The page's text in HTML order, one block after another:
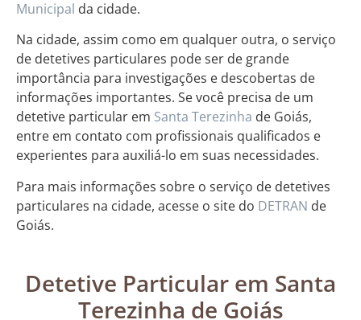
Municipal da cidade.
Na cidade, assim como em qualquer outra, o serviço
de detetives particulares pode ser de grande
importância para investigações e descobertas de
informações importantes. Se você precisa de um
detetive particular em Santa Terezinha de Goiás,
entre em contato com profissionais qualificados e
experientes para auxiliá-lo em suas necessidades.
Para mais informações sobre o serviço de detetives
particulares na cidade, acesse o site do DETRAN de
Goiás.
Detetive Particular em Santa
Terezinha de Goiás